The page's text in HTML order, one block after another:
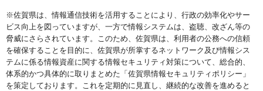
※佐賀県は、情報通信技術を活用することにより、行政の効率化やサー
ビス向上を図っていますが、一方で情報システムは、盗聴、改ざん等の
脅威にさらされています。このため、佐賀県は、利用者の公務への信頼
を確保することを目的に、佐賀県が所掌するネットワーク及び情報シス
テムに係る情報資産に関する情報セキュリティ対策について、総合的、
体系的かつ具体的に取りまとめた「佐賀県情報セキュリティポリシー」
を策定しております。これを定期的に見直し、継続的な改善を進めると